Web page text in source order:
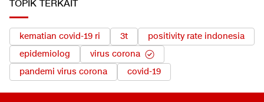
TOPIK TERKAIT
kematian covid-19 ri 3t
positivity rate indonesia
epidemiolog
virus corona
pandemi virus corona
covid-19